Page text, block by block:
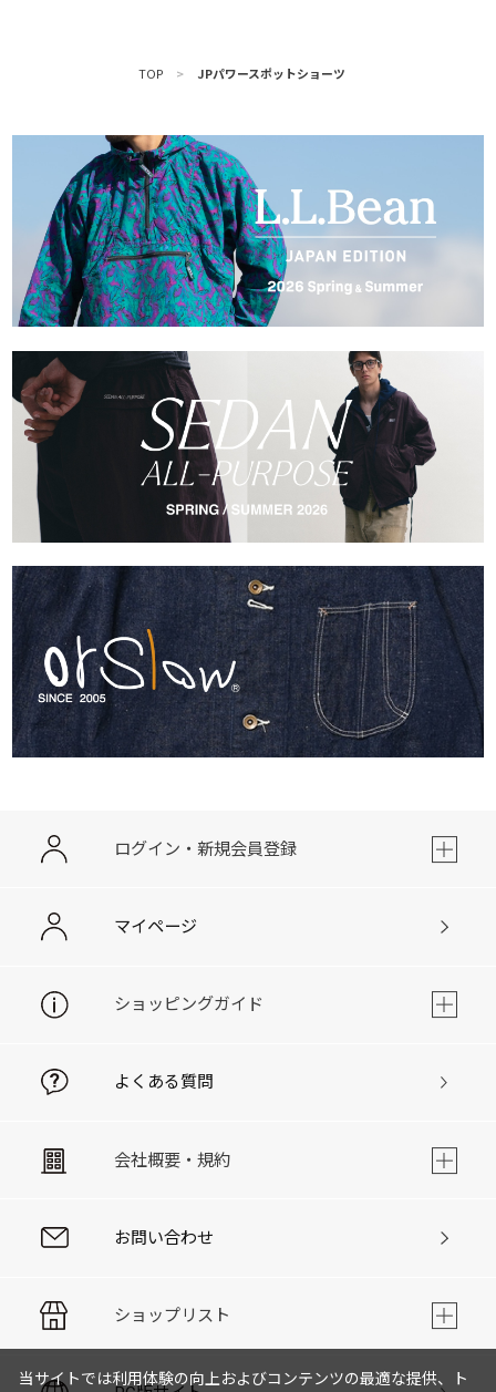
TOP > JPパワースポットショーツ
ログイン・新規会員登録
マイページ
ショッピングガイド
よくある質問
会社概要・規約
お問い合わせ
ショップリスト
当サイトでは利用体験の向上およびコンテンツの最適な提供、ト